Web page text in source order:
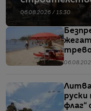
06.08.2026 / 15:30
Литва
руски
флаг“